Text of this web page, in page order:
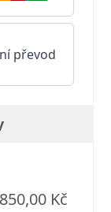
převod
Kč